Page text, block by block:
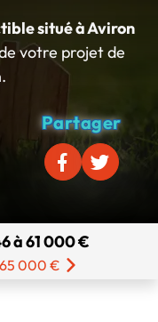
situé à Aviron
votre projet de
Partager
à 61 000 €
000 €